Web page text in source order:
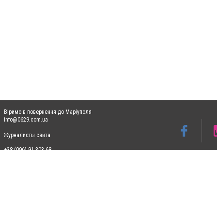
Віримо в повернення до Маріуполя
info@0629.com.ua
Журналисты сайта
+38 (096) 91 303 68